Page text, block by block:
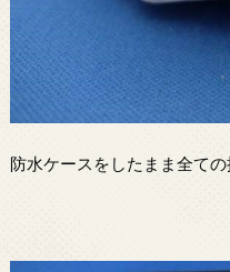
防水ケースをしたまま全ての